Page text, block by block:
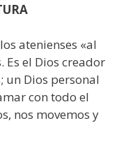
atenienses «al
Es el Dios creador
un Dios personal
con todo el
nos movemos y